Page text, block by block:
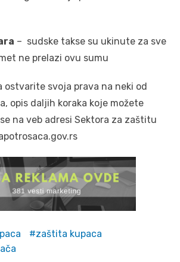
– sudske takse su ukinute za sve
ne prelazi ovu sumu
ostvarite svoja prava na neki od
opis daljih koraka koje možete
na veb adresi Sektora za zaštitu
zaštita kupaca